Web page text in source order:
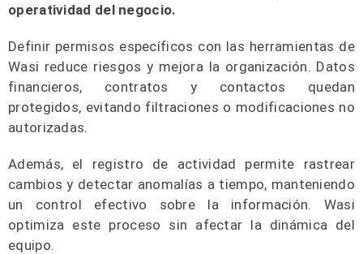
operatividad del negocio.
Definir permisos específicos con las herramientas de
Wasi reduce riesgos y mejora la organización. Datos
financieros, contratos y contactos quedan
protegidos, evitando filtraciones o modificaciones no
autorizadas.
Además, el registro de actividad permite rastrear
cambios y detectar anomalías a tiempo, manteniendo
un control efectivo sobre la información. Wasi
optimiza este proceso sin afectar la dinámica del
equipo.